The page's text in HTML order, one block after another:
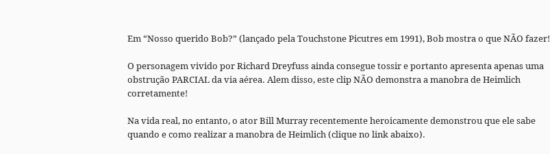
Em “Nosso querido Bob?” (lançado pela Touchstone Picutres em 1991), Bob mostra o que NÃO fazer!
O personagem vivido por Richard Dreyfuss ainda consegue tossir e portanto apresenta apenas uma
obstrução PARCIAL da via aérea. Alem disso, este clip NÃO demonstra a manobra de Heimlich
corretamente!
Na vida real, no entanto, o ator Bill Murray recentemente heroicamente demonstrou que ele sabe
quando e como realizar a manobra de Heimlich (clique no link abaixo).